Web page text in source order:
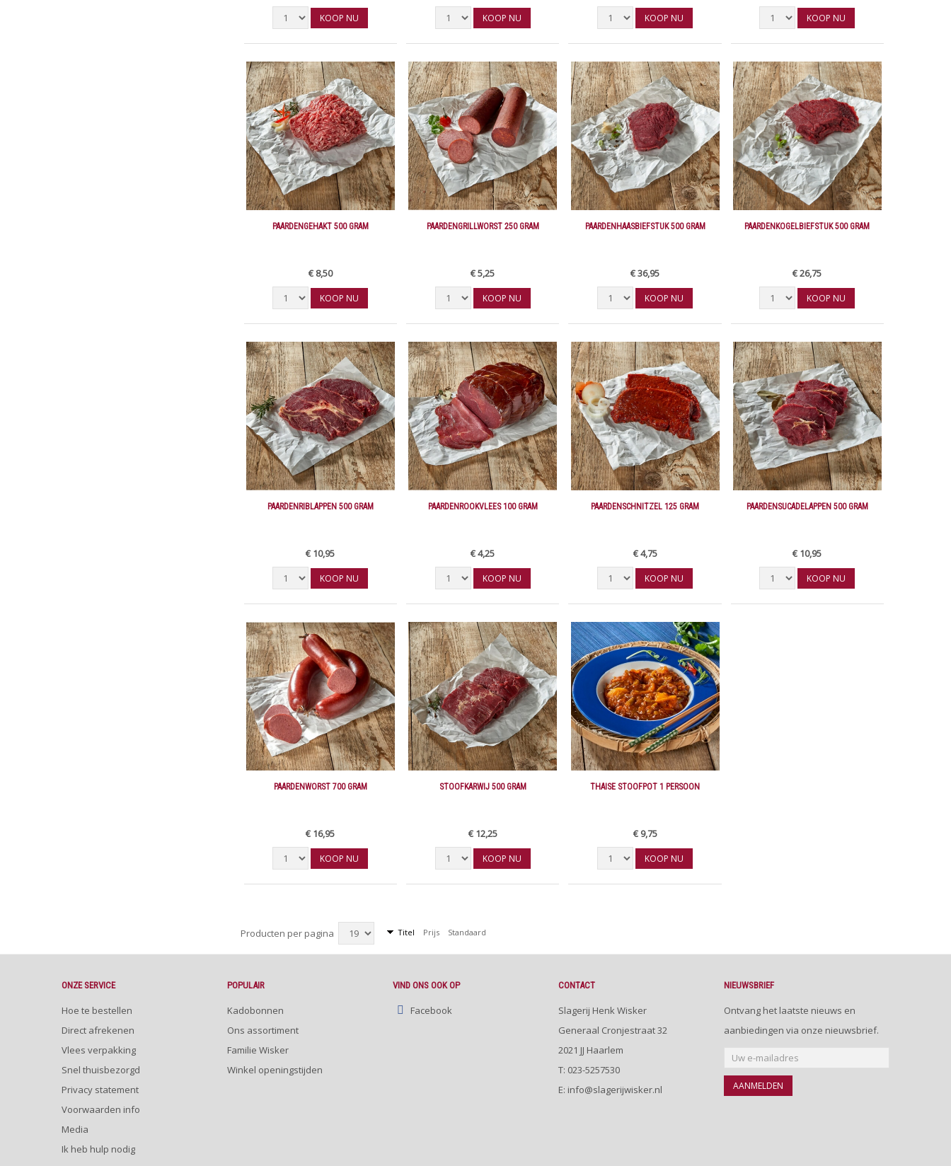
KOOP NU KOOP NU KOOP NU KOOP NU
PAARDENGEHAKT 500 GRAM
€ 8,50
KOOP NU
PAARDENGRILLWORST 250 GRAM
€ 5,25
KOOP NU
PAARDENHAASBIEFSTUK 500 GRAM
€ 36,95
KOOP NU
PAARDENKOGELBIEFSTUK 500 GRAM
€ 26,75
KOOP NU
PAARDENRIBLAPPEN 500 GRAM
€ 10,95
KOOP NU
PAARDENROOKVLEES 100 GRAM
€ 4,25
KOOP NU
PAARDENSCHNITZEL 125 GRAM
€ 4,75
KOOP NU
PAARDENSUCADELAPPEN 500 GRAM
€ 10,95
KOOP NU
PAARDENWORST 700 GRAM
€ 16,95
KOOP NU
STOOFKARWIJ 500 GRAM
€ 12,25
KOOP NU
THAISE STOOFPOT 1 PERSOON
€ 9,75
KOOP NU
Producten per pagina Titel Prijs Standaard
ONZE SERVICE
Hoe te bestellen
Direct afrekenen
Vlees verpakking
Snel thuisbezorgd
Privacy statement
Voorwaarden info
Media
Ik heb hulp nodig
POPULAIR
Kadobonnen
Ons assortiment
Familie Wisker
Winkel openingstijden
VIND ONS OOK OP
Facebook
CONTACT
Slagerij Henk Wisker
Generaal Cronjestraat 32
2021 JJ Haarlem
T: 023-5257530
E: info@slagerijwisker.nl
NIEUWSBRIEF
Ontvang het laatste nieuws en
aanbiedingen via onze nieuwsbrief.
AANMELDEN